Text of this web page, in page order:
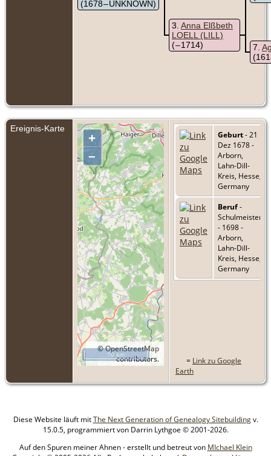
(1678 – UNKNOWN)
3 Anna Elßbeth
LOELL (LILL)
( – 1714)
7
Ereignis-Karte
+
–
©OpenStreetMap
contributors.
10 km
Geburt- 21
Dez 1678 -
Arborn,
Lahn-Dill-
Kreis, Hesse,
Germany
Beruf-
Schulmeister
- 1698 -
Arborn,
Lahn-Dill-
Kreis, Hesse,
Germany
= Link zu Google
Earth
Diese Website läuft mitThe Next Generation of Genealogy Sitebuildingv.
15.0.5, programmiert von Darrin Lythgoe © 2001-2026.
Auf den Spuren meiner Ahnen - erstellt und betreut von MIchael Klein